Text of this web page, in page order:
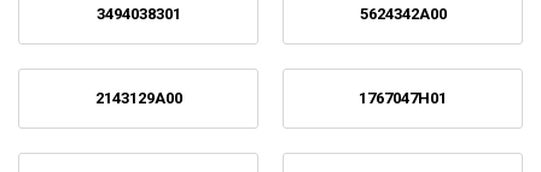
3494038301 5624342A00
2143129A00 1767047H01